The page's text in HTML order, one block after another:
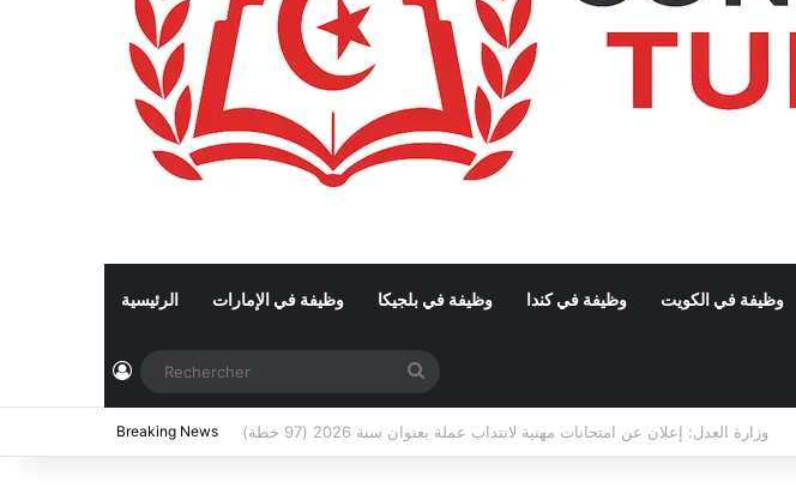
الرئيسية وظيفة في الإمارات وظيفة في بلجيكا وظيفة في كندا وظيفة في الكويت
Connexion
Breaking News مناظرات الوظيفة العمومية وعروض الشغل في تونس المفتوحة حاليا : شهر أوت 2026